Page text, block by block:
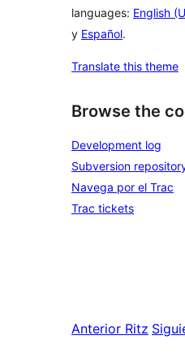
languages: English
y Español.
Translate this theme
Browse the
Development log
Subversion
Navega por el Trac
Trac tickets
Anterior Ritz